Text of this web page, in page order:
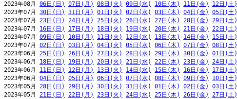
2023年08月 06日(日) 07日(月) 08日(火) 09日(水) 10日(木) 11日(金)
12日(土)
2023年07月 30日(日) 31日(月) 01日(火) 02日(水) 03日(木) 04日(金)
05日(土)
2023年07月 23日(日) 24日(月) 25日(火) 26日(水) 27日(木) 28日(金)
29日(土)
2023年07月 16日(日) 17日(月) 18日(火) 19日(水) 20日(木) 21日(金)
22日(土)
2023年07月 09日(日) 10日(月) 11日(火) 12日(水) 13日(木) 14日(金)
15日(土)
2023年07月 02日(日) 03日(月) 04日(火) 05日(水) 06日(木) 07日(金)
08日(土)
2023年06月 25日(日) 26日(月) 27日(火) 28日(水) 29日(木) 30日(金)
01日(土)
2023年06月 18日(日) 19日(月) 20日(火) 21日(水) 22日(木) 23日(金)
24日(土)
2023年06月 11日(日) 12日(月) 13日(火) 14日(水) 15日(木) 16日(金)
17日(土)
2023年06月 04日(日) 05日(月) 06日(火) 07日(水) 08日(木) 09日(金)
10日(土)
2023年05月 28日(日) 29日(月) 30日(火) 31日(水) 01日(木) 02日(金)
03日(土)
2023年05月 21日(日) 22日(月) 23日(火) 24日(水) 25日(木) 26日(金)
27日(土)